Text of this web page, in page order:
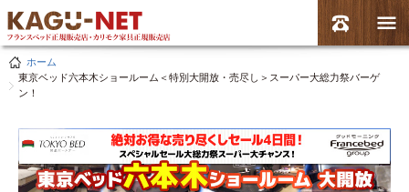
ホーム
東京ベッド六本木ショールーム＜特別大開放・売尽し＞スーパー大総力祭バーゲ
ン！